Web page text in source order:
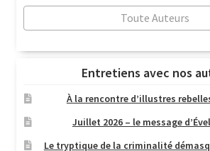
Toute Auteurs
Entretiens avec nos
À la rencontre d’illustres
Juillet 2026 – le message
Le tryptique de la criminalité